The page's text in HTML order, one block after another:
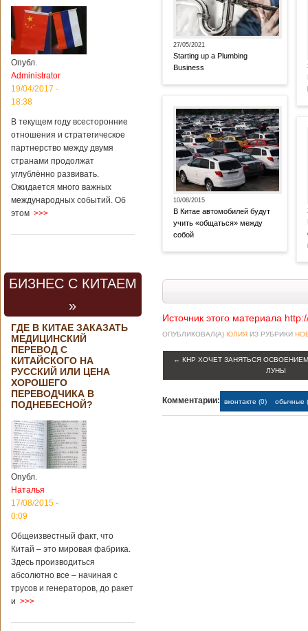
Опубл.
Administrator
19/04/2017 -
18:38
В текущем году всесторонние
отношения и стратегическое
партнерство между двумя
странами продолжат
углублённо развивать.
Ожидается много важных
международных событий. Об
этом >>>
БИЗНЕС С КИТАЕМ
»
ГДЕ В КИТАЕ ЗАКАЗАТЬ
МЕДИЦИНСКИЙ
ПЕРЕВОД С
КИТАЙСКОГО НА
РУССКИЙ ИЛИ ЦЕНА
ХОРОШЕГО
ПЕРЕВОДЧИКА В
ПОДНЕБЕСНОЙ?
Опубл.
Наталья
17/08/2015 -
0:09
Общеизвестный факт, что
Китай – это мировая фабрика.
Здесь производиться
абсолютно все – начиная с
трусов и генераторов, до ракет
и >>>
27/05/2021
Starting up a Plumbing
Business
10/08/2015
В Китае автомобилей будут
учить «общаться» между
собой
Источник этого материала
ОПУБЛИКОВАЛ(А) ЮЛИЯ ИЗ РУБРИКИ
← КНР ХОЧЕТ ЗАНЯТЬСЯ
ЛУНЫ
Комментарии: вконтакте (0) обычные